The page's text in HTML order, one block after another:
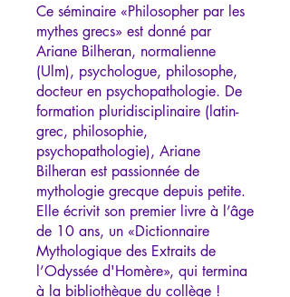
Ce séminaire «Philosopher par les
mythes grecs» est donné par
Ariane Bilheran, normalienne
(Ulm), psychologue, philosophe,
docteur en psychopathologie. De
formation pluridisciplinaire (latin-
grec, philosophie,
psychopathologie), Ariane
Bilheran est passionnée de
mythologie grecque depuis petite.
Elle écrivit son premier livre à l’âge
de 10 ans, un «Dictionnaire
Mythologique des Extraits de
l’Odyssée d'Homère», qui termina
à la bibliothèque du collège !